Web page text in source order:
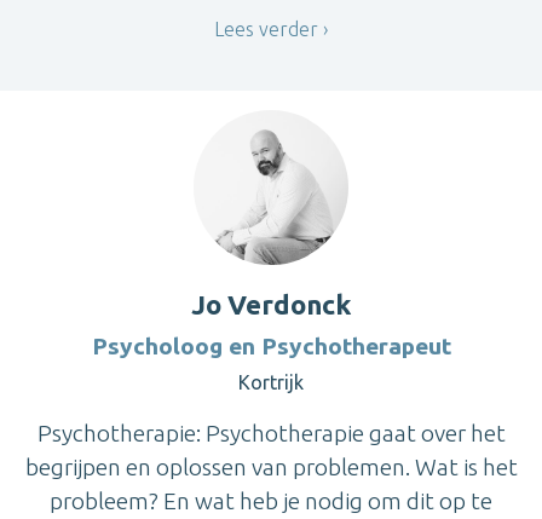
Lees verder
Jo Verdonck
Psycholoog en Psychotherapeut
Kortrijk
Psychotherapie: Psychotherapie gaat over het
begrijpen en oplossen van problemen. Wat is het
probleem? En wat heb je nodig om dit op te